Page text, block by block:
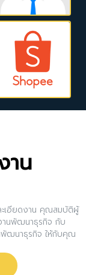
าน
ะเอียดงาน คุณสมบัติผู้
านพัฒนาธุรกิจ กับ
พัฒนาธุรกิจ ให้กับคุณ